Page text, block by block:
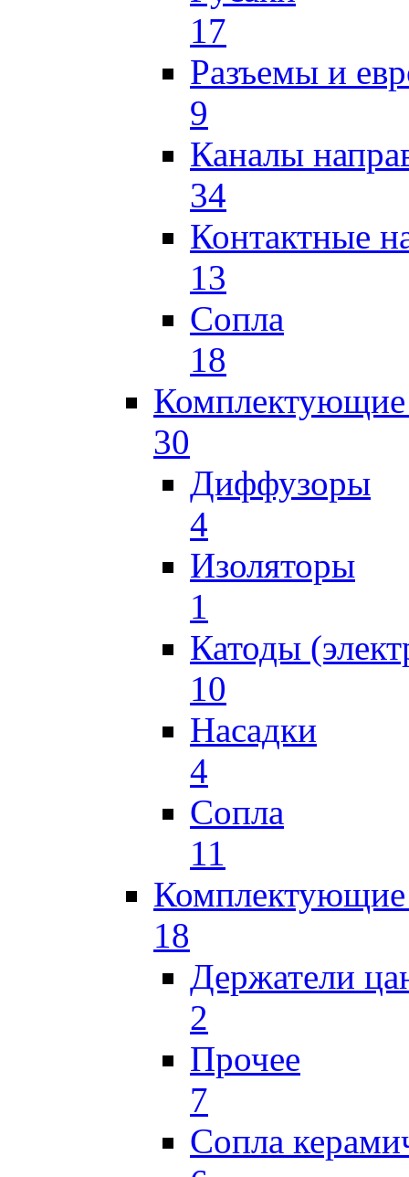
17
Разъемы и
9
Каналы
34
Контактные
13
Сопла
18
Комплектующие
30
Диффузоры
4
Изоляторы
1
Катоды
10
Насадки
4
Сопла
11
18
Держатели
2
Прочее
7
Сопла